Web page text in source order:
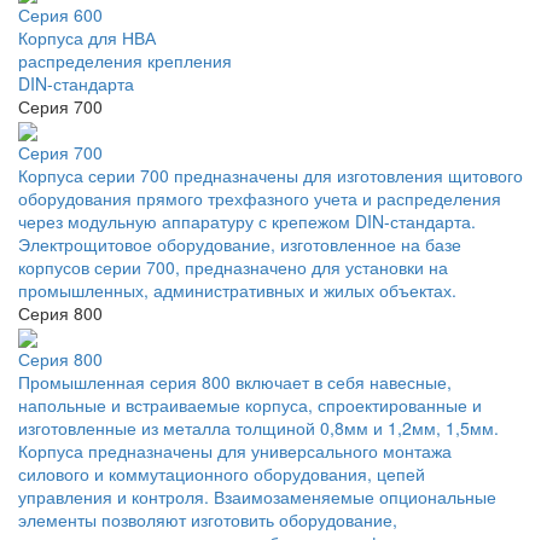
Серия 600
Корпуса для НВА
распределения крепления
DIN-стандарта
Серия 700
Серия 700
Корпуса серии 700 предназначены для изготовления щитового
оборудования прямого трехфазного учета и распределения
через модульную аппаратуру с крепежом DIN-стандарта.
Электрощитовое оборудование, изготовленное на базе
корпусов серии 700, предназначено для установки на
промышленных, административных и жилых объектах.
Серия 800
Серия 800
Промышленная серия 800 включает в себя навесные,
напольные и встраиваемые корпуса, спроектированные и
изготовленные из металла толщиной 0,8мм и 1,2мм, 1,5мм.
Корпуса предназначены для универсального монтажа
силового и коммутационного оборудования, цепей
управления и контроля. Взаимозаменяемые опциональные
элементы позволяют изготовить оборудование,